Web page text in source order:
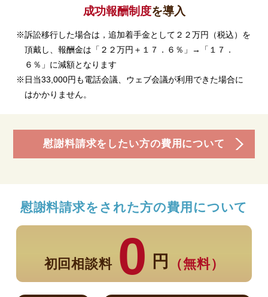
成功報酬制度を導入
※訴訟移行した場合は，追加着手金として２２万円（税込）を
頂戴し、報酬金は「２２万円＋１７．６％」→「１７．
６％」に減額となります
※日当33,000円も電話会議、ウェブ会議が利用できた場合に
はかかりません。
慰謝料請求をしたい方の費用について
慰謝料請求をされた方の費用について
初回相談料 0 円 （無料）